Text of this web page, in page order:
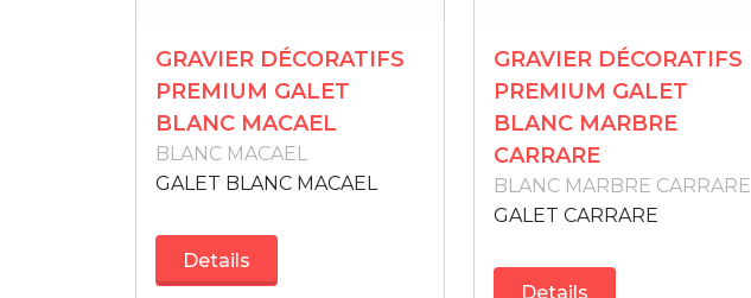
GRAVIER DÉCORATIFS
PREMIUM GALET
BLANC MACAEL
BLANC MACAEL
GALET BLANC MACAEL
Details
GRAVIER DÉCORATIFS
PREMIUM GALET
BLANC MARBRE
CARRARE
BLANC MARBRE CARRARE
GALET CARRARE
Details